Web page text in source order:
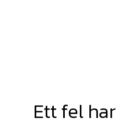
Ett fel